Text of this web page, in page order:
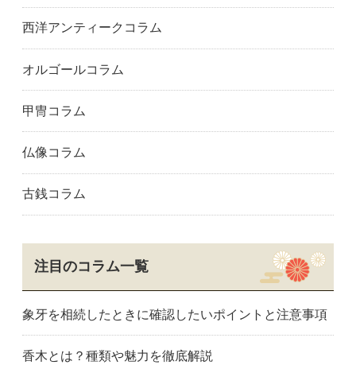
飯塚市
糸島市
春日市
糟屋郡
北九州市
久留米市
宗像市
大牟田市
大野城市
天草市
合志市
熊本市
玉名市
別府市
大分市
佐賀県
唐津市
長崎県
長崎市 佐世保市
西洋アンティークコラム
オルゴールコラム
甲冑コラム
仏像コラム
古銭コラム
注目のコラム一覧
象牙を相続したときに確認したいポイントと注意事項
香木とは？種類や魅力を徹底解説